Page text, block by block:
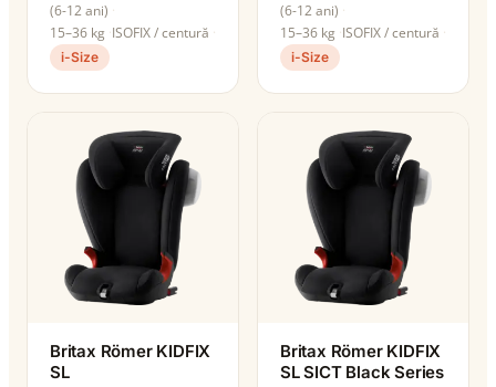
(6-12 ani)
15–36 kg ISOFIX / centură
i-Size
(6-12 ani)
15–36 kg ISOFIX / centură
i-Size
Britax Römer KIDFIX
SL
Britax Römer KIDFIX
SL SICT Black Series